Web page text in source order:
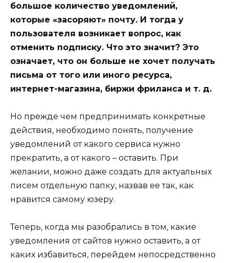
большое количество уведомлений,
которые «засоряют» почту. И тогда у
пользователя возникает вопрос, как
отменить подписку. Что это значит? Это
означает, что он больше не хочет получать
письма от того или иного ресурса,
интернет-магазина, биржи фриланса и т. д.
Но прежде чем предпринимать конкретные
действия, необходимо понять, получение
уведомлений от какого сервиса нужно
прекратить, а от какого – оставить. При
желании, можно даже создать для актуальных
писем отдельную папку, назвав ее так, как
нравится самому юзеру.
Теперь, когда мы разобрались в том, какие
уведомления от сайтов нужно оставить, а от
каких избавиться, перейдем непосредственно